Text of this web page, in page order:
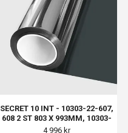
SECRET 10 INT - 10303-22-607,
608 2 ST 803 X 993MM, 10303-
22-601, 603, 604, 606 4 ST 1403
4 996 kr